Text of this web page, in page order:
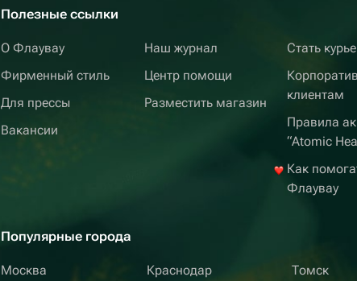
Полезные ссылки
О Флаувау
Фирменный стиль
Для прессы
Вакансии
Наш журнал
Центр помощи
Разместить магазин
Стать
клиентам
Правила
“Atomic
Как
Флаувау
Популярные города
Москва
Краснодар
Томск